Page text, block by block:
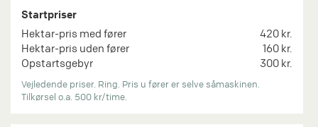
Startpriser
Hektar-pris med fører
420 kr.
Hektar-pris uden fører
160 kr.
Opstartsgebyr
300 kr.
Vejledende priser. Ring. Pris u fører er selve såmaskinen.
Tilkørsel o.a. 500 kr/time.